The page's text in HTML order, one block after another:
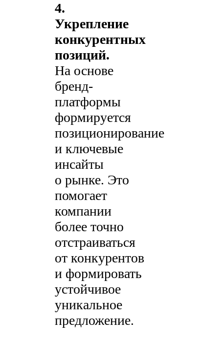
4.
Укрепление
конкурентных
позиций.
На основе
бренд-
платформы
формируется
позиционирование
и ключевые
инсайты
о рынке. Это
помогает
компании
более точно
отстраиваться
от конкурентов
и формировать
устойчивое
уникальное
предложение.